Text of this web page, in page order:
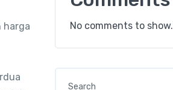
harga
No comments to show.